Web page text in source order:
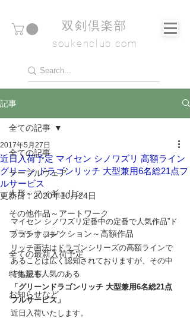
​双剣倶楽部
soukenclub.com
記事
全ての記事
テーブルウェア
人形～フィギュリン
その他作品～アートワーク
プラチナコレクション～高額作品
全ての最新入荷予定
特集記事
お知らせなど
全ての記事
近日入荷予定 マイセン シノワズリ 高額ライン
グリーン ドラゴンリッチ 大型兼用6名総21点フ
ルサービス
2017年5月27日
更新日：2020年10月24日
マイセン シノワズリ定番中の定番で人気作品”ド
ラゴンリッチ”
リッチ画法はドラゴンシリーズの高額ラインで
あることは広く認知されておりますが、その中
でも最も人気のある
「グリーンドラゴンリッチ 大型兼用6名総21点
フルサービス」
近日入荷いたします。